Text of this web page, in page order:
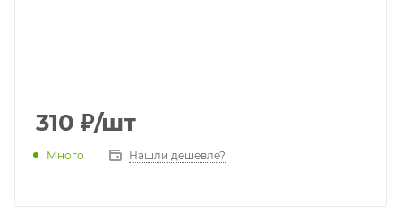
310 ₽/шт
Много Нашли дешевле?